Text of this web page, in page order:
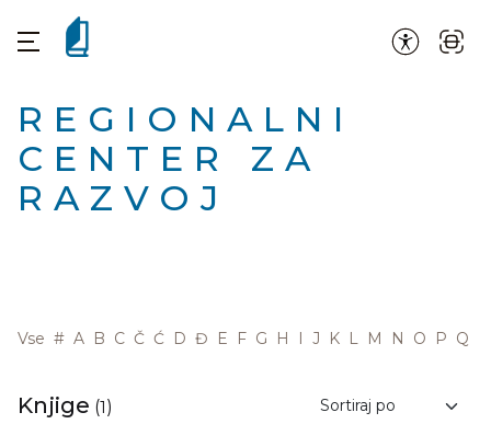
REGIONALNI
CENTER ZA
RAZVOJ
Vse # A B C Č Ć D Đ E F G H I J K L M N O P Q
Knjige (1)